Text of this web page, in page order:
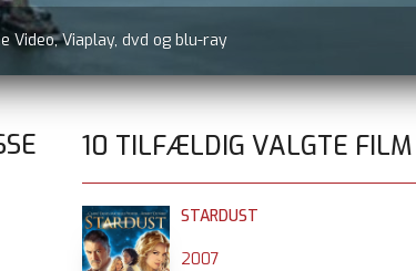
Video, Viaplay, dvd og blu-ray
10 TILFÆLDIG VALGTE FILM
STARDUST
2007